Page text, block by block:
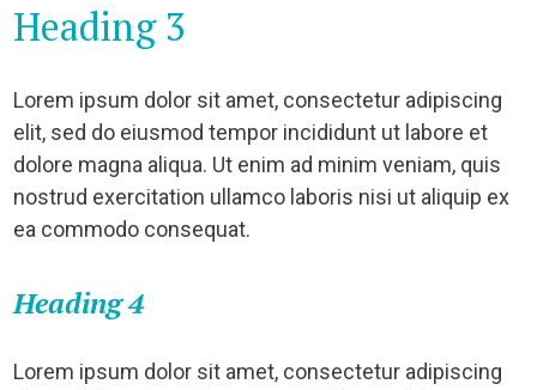
Heading 3
Lorem ipsum dolor sit amet, consectetur adipiscing
elit, sed do eiusmod tempor incididunt ut labore et
dolore magna aliqua. Ut enim ad minim veniam, quis
nostrud exercitation ullamco laboris nisi ut aliquip ex
ea commodo consequat.
Heading 4
Lorem ipsum dolor sit amet, consectetur adipiscing